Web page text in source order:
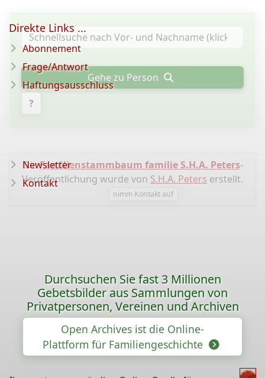
Gehe zu Person
?
DieFamilienstammbaum familie S.H.A. Peters-
Veröffentlichung wurde von S.H.A. Peters erstellt.
nimm Kontakt auf
Direkte Links ...
Abonnement
Frage/Antwort
Haftungsausschluss
Newsletter
Kontakt
Durchsuchen Sie fast 3 Millionen
Gebetsbilder aus Sammlungen von
Privatpersonen, Vereinen und Archiven
Open Archives ist die Online-
Plattform für Familiengeschichte